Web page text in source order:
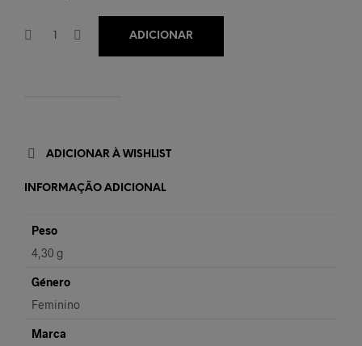
ADICIONAR
ADICIONAR À WISHLIST
INFORMAÇÃO ADICIONAL
Peso
4,30 g
Género
Feminino
Marca